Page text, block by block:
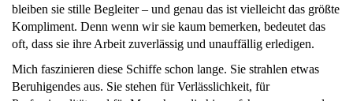
bleiben sie stille Begleiter – und genau das ist vielleicht das größte
Kompliment. Denn wenn wir sie kaum bemerken, bedeutet das
oft, dass sie ihre Arbeit zuverlässig und unauffällig erledigen.
Mich faszinieren diese Schiffe schon lange. Sie strahlen etwas
Beruhigendes aus. Sie stehen für Verlässlichkeit, für